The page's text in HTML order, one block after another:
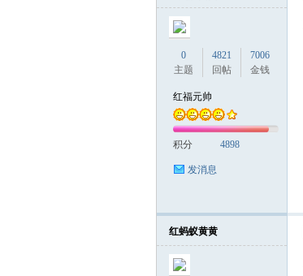
盟
0
主题
4821
回帖
7006
金钱
红福元帅
积分 4898
发消息
红蚂蚁黄黄